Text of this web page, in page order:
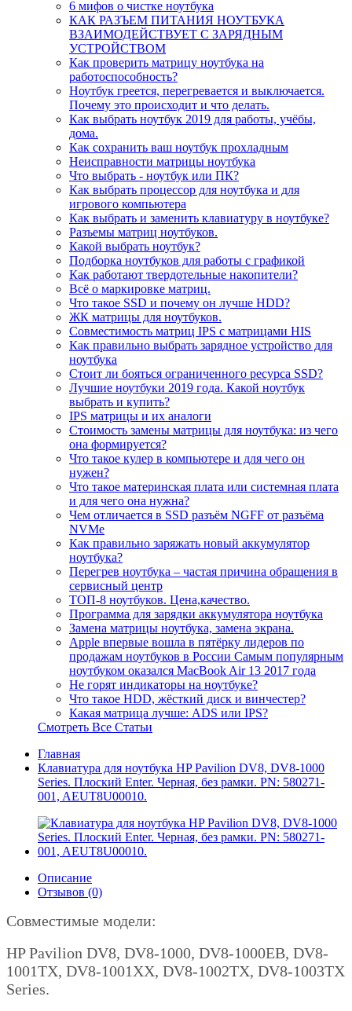
6 мифов о чистке ноутбука
КАК РАЗЪЕМ ПИТАНИЯ НОУТБУКА
ВЗАИМОДЕЙСТВУЕТ С ЗАРЯДНЫМ
УСТРОЙСТВОМ
Как проверить матрицу ноутбука на
работоспособность?
Ноутбук греется, перегревается и выключается.
Почему это происходит и что делать.
Как выбрать ноутбук 2019 для работы, учёбы,
дома.
Как сохранить ваш ноутбук прохладным
Неисправности матрицы ноутбука
Что выбрать - ноутбук или ПК?
Как выбрать процессор для ноутбука и для
игрового компьютера
Как выбрать и заменить клавиатуру в ноутбуке?
Разъемы матриц ноутбуков.
Какой выбрать ноутбук?
Подборка ноутбуков для работы с графикой
Как работают твердотельные накопители?
Всё о маркировке матриц.
Что такое SSD и почему он лучше HDD?
ЖК матрицы для ноутбуков.
Совместимость матриц IPS с матрицами HIS
Как правильно выбрать зарядное устройство для
ноутбука
Стоит ли бояться ограниченного ресурса SSD?
Лучшие ноутбуки 2019 года. Какой ноутбук
выбрать и купить?
IPS матрицы и их аналоги
Стоимость замены матрицы для ноутбука: из чего
она формируется?
Что такое кулер в компьютере и для чего он
нужен?
Что такое материнская плата или системная плата
и для чего она нужна?
Чем отличается в SSD разъём NGFF от разъёма
NVMe
Как правильно заряжать новый аккумулятор
ноутбука?
Перегрев ноутбука – частая причина обращения в
сервисный центр
ТОП-8 ноутбуков. Цена,качество.
Программа для зарядки аккумулятора ноутбука
Замена матрицы ноутбука, замена экрана.
Apple впервые вошла в пятёрку лидеров по
продажам ноутбуков в России Самым популярным
ноутбуком оказался MacBook Air 13 2017 года
Не горят индикаторы на ноутбуке?
Что такое HDD, жёсткий диск и винчестер?
Какая матрица лучше: ADS или IPS?
Смотреть Все Статьи
Главная
Клавиатура для ноутбука HP Pavilion DV8, DV8-1000
Series. Плоский Enter. Черная, без рамки. PN: 580271-
001, AEUT8U00010.
Описание
Отзывов (0)
Совместимые модели:
HP Pavilion DV8, DV8-1000, DV8-1000EB, DV8-
1001TX, DV8-1001XX, DV8-1002TX, DV8-1003TX
Series.